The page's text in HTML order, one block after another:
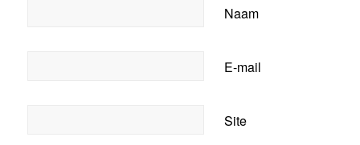
Naam
E-mail
Site